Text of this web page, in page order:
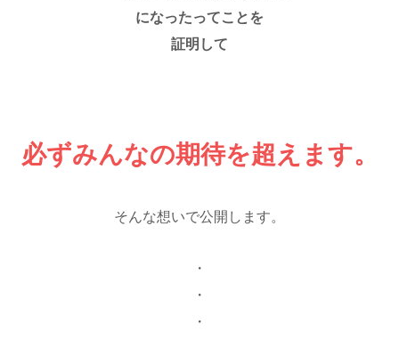
になったってことを
証明して
必ずみんなの期待を超えます。
そんな想いで公開します。
・
・
・